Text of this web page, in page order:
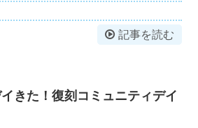
記事を読む
きた！復刻コミュニティデイ